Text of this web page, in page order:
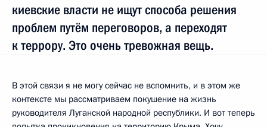
киевские власти не ищут способа решения
проблем путём переговоров, а переходят
к террору. Это очень тревожная вещь.
В этой связи я не могу сейчас не вспомнить, и в этом же
контексте мы рассматриваем покушение на жизнь
руководителя Луганской народной республики. И вот теперь